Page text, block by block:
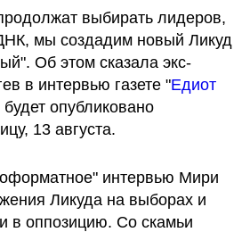
выбирать лидеров,
мы создадим новый Ликуд
Об этом сказала экс-
в интервью газете "Едиот
опубликовано
13 августа.
интервью Мири
Ликуда на выборах и
в оппозицию. Со скамьи